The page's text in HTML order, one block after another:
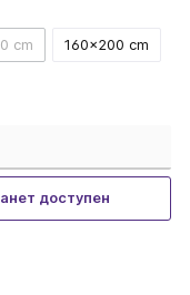
cm 160x200 cm
доступен